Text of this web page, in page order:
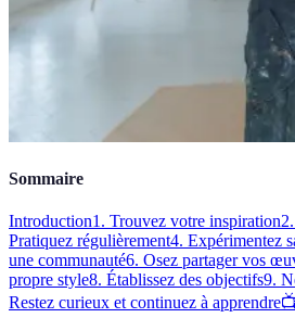
Sommaire
Introduction1. Trouvez votre inspiration
Pratiquez régulièrement4. Expérimentez
une communauté6. Osez partager vos
propre style8. Établissez des objectifs9.
Restez curieux et continuez à apprendre